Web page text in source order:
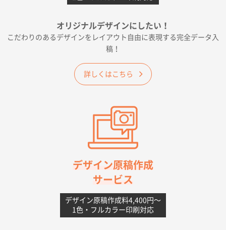
千葉県A社様
2026年06月19日 09:41
価格 大丈夫そうな会社に見えた
大阪府のお客様
A4フルカラークリアファイル1000枚
【ポリ】特別ご注文ページ1000枚
2026年06月08日 17:38
対応の速さ、丁寧さ、提案など
不織布フラットバッグ（A4縦サイズ）1000枚
2026年05月25日 15:10
オリジナルデザインにしたい！
こだわりのあるデザインをレイアウト自由に表現する完全データ入
稿！
詳しくはこちら
デザイン原稿作成
サービス
デザイン原稿作成料4,400円〜
1色・フルカラー印刷対応